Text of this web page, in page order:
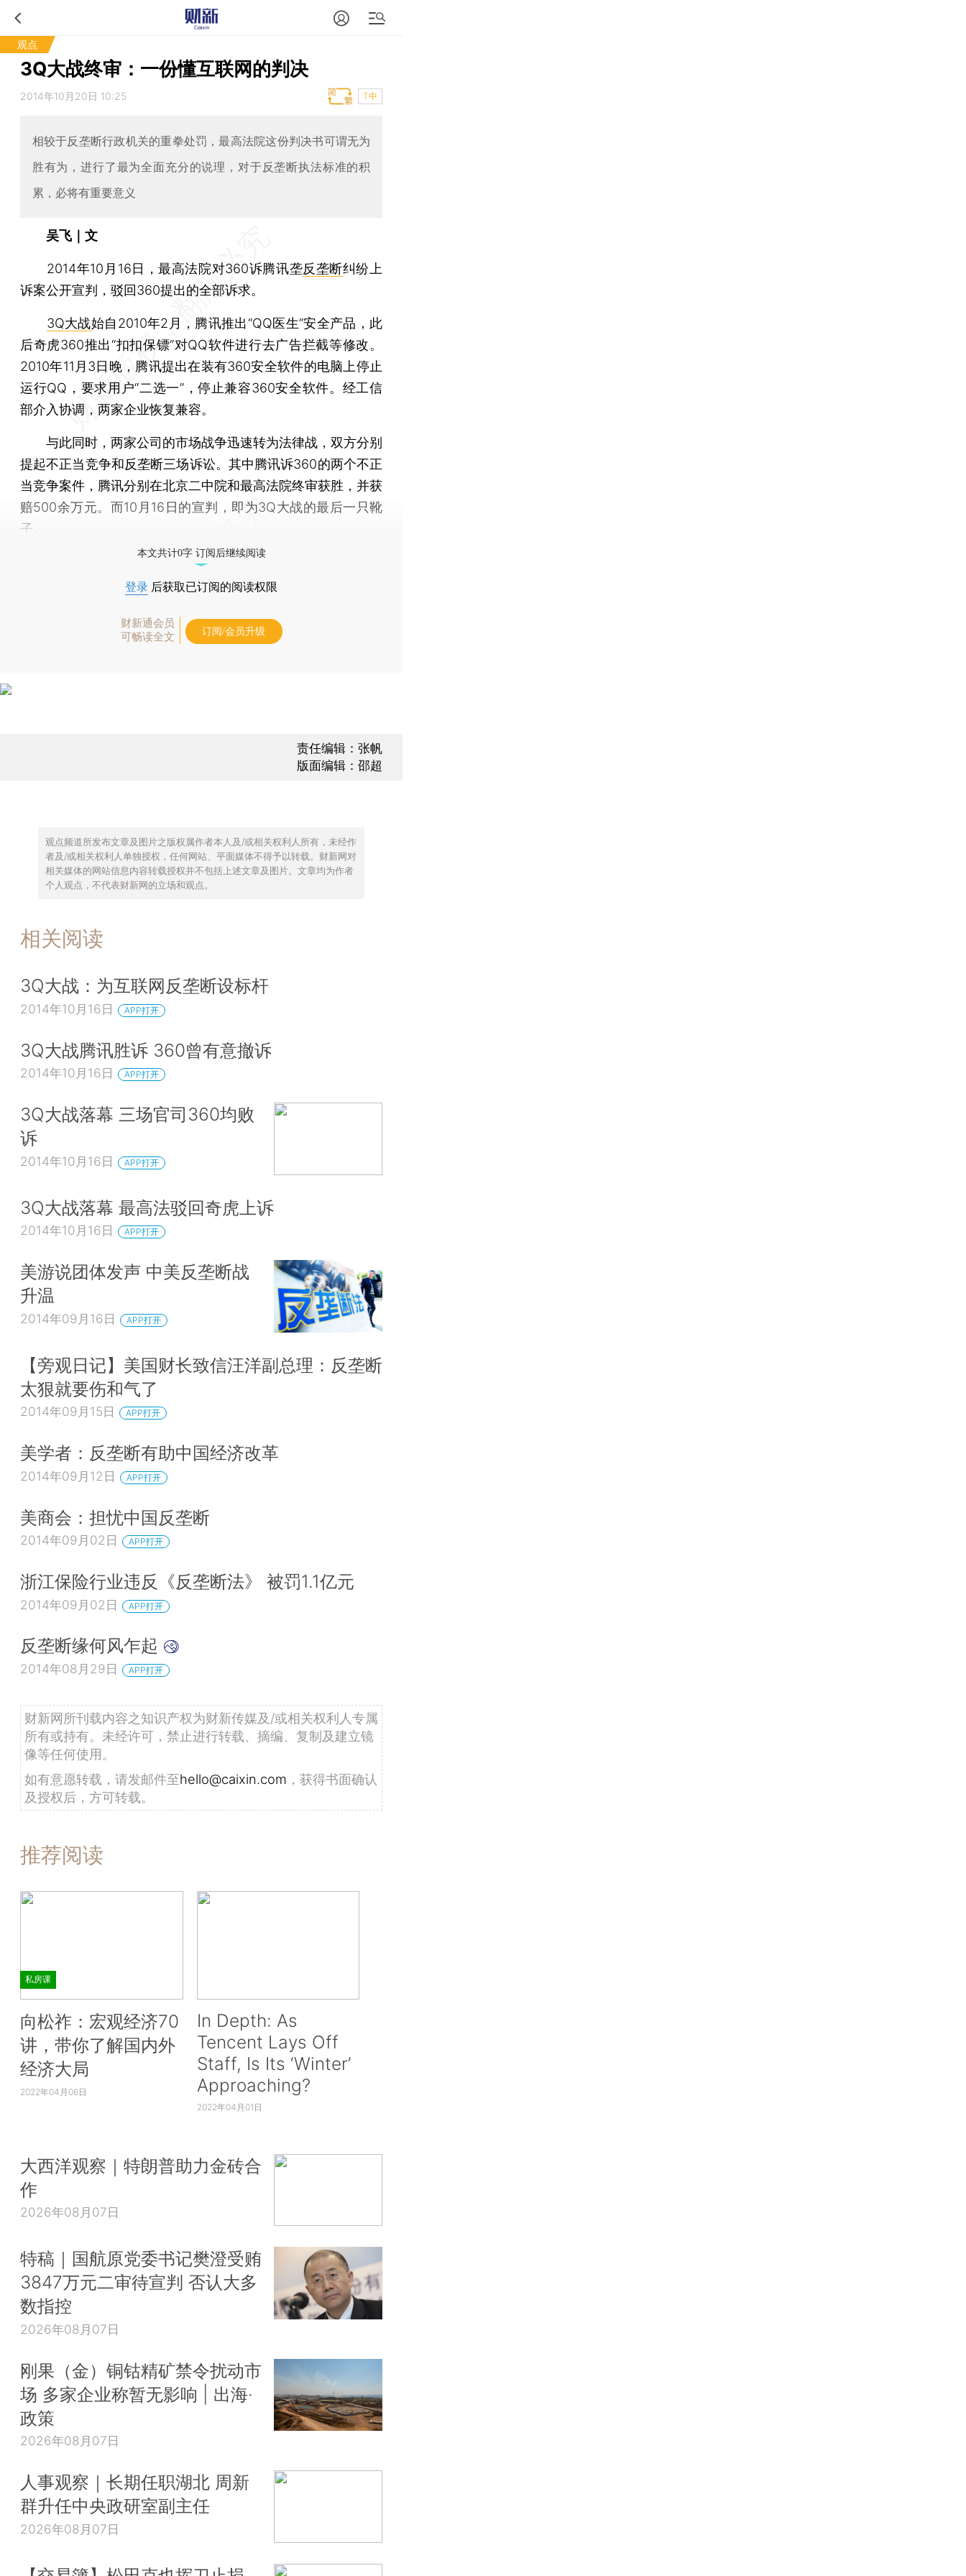
观点
3Q大战终审：一份懂互联网的判决
2014年10月20日 10:25 T中
相较于反垄断行政机关的重拳处罚，最高法院这份判决书可谓无为
胜有为，进行了最为全面充分的说理，对于反垄断执法标准的积
累，必将有重要意义
吴飞｜文
2014年10月16日，最高法院对360诉腾讯垄反垄断纠纷上
诉案公开宣判，驳回360提出的全部诉求。
3Q大战始自2010年2月，腾讯推出“QQ医生”安全产品，此
后奇虎360推出“扣扣保镖”对QQ软件进行去广告拦截等修改。
2010年11月3日晚，腾讯提出在装有360安全软件的电脑上停止
运行QQ，要求用户“二选一”，停止兼容360安全软件。经工信
部介入协调，两家企业恢复兼容。
与此同时，两家公司的市场战争迅速转为法律战，双方分别
提起不正当竞争和反垄断三场诉讼。其中腾讯诉360的两个不正
当竞争案件，腾讯分别在北京二中院和最高法院终审获胜，并获
赔500余万元。而10月16日的宣判，即为3Q大战的最后一只靴
子。
本文共计0字 订阅后继续阅读
登录 后获取已订阅的阅读权限
财新通会员
可畅读全文
订阅/会员升级
责任编辑：张帆
版面编辑：邵超
观点频道所发布文章及图片之版权属作者本人及/或相关权利人所有，未经作
者及/或相关权利人单独授权，任何网站、平面媒体不得予以转载。财新网对
相关媒体的网站信息内容转载授权并不包括上述文章及图片。文章均为作者
个人观点，不代表财新网的立场和观点。
相关阅读
3Q大战：为互联网反垄断设标杆
2014年10月16日 APP打开
3Q大战腾讯胜诉 360曾有意撤诉
2014年10月16日 APP打开
3Q大战落幕 三场官司360均败
诉
2014年10月16日 APP打开
3Q大战落幕 最高法驳回奇虎上诉
2014年10月16日 APP打开
美游说团体发声 中美反垄断战
升温
2014年09月16日 APP打开
【旁观日记】美国财长致信汪洋副总理：反垄断
太狠就要伤和气了
2014年09月15日 APP打开
美学者：反垄断有助中国经济改革
2014年09月12日 APP打开
美商会：担忧中国反垄断
2014年09月02日 APP打开
浙江保险行业违反《反垄断法》 被罚1.1亿元
2014年09月02日 APP打开
反垄断缘何风乍起
2014年08月29日 APP打开
财新网所刊载内容之知识产权为财新传媒及/或相关权利人专属
所有或持有。未经许可，禁止进行转载、摘编、复制及建立镜
像等任何使用。
如有意愿转载，请发邮件至hello@caixin.com ，获得书面确认
及授权后，方可转载。
推荐阅读
私房课
向松祚：宏观经济70
讲，带你了解国内外
经济大局
2022年04月06日
In Depth: As
Tencent Lays Off
Staff, Is Its ‘Winter’
Approaching?
2022年04月01日
大西洋观察｜特朗普助力金砖合
作
2026年08月07日
特稿｜国航原党委书记樊澄受贿
3847万元二审待宣判 否认大多
数指控
2026年08月07日
刚果（金）铜钴精矿禁令扰动市
场 多家企业称暂无影响 | 出海·
政策
2026年08月07日
人事观察｜长期任职湖北 周新
群升任中央政研室副主任
2026年08月07日